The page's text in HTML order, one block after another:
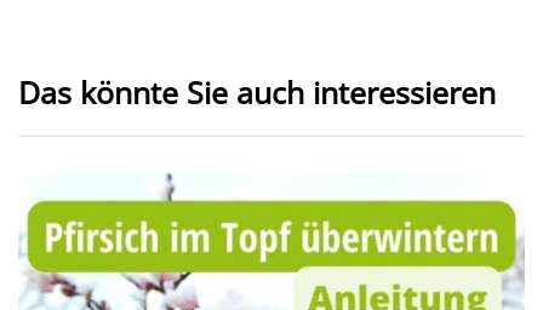
Das könnte Sie auch interessieren